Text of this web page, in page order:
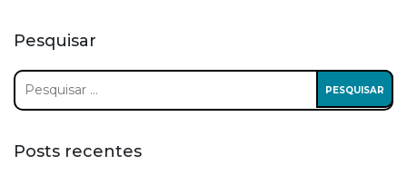
Pesquisar
Pesquisar
por:
Posts recentes